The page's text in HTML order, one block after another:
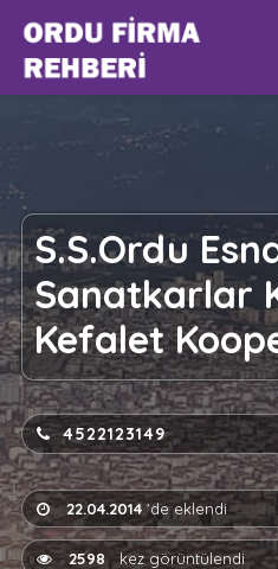
S.S.Ordu
Sanatkarlar
Kefalet
4522123149
22.04.2014'de eklendi
2598 kez görüntülendi